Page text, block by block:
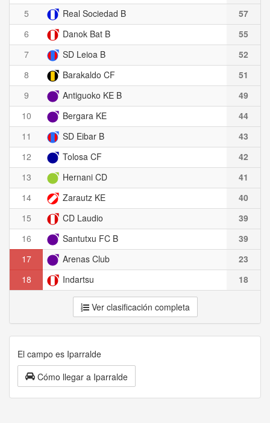
5
Real Sociedad B
57
6
Danok Bat B
55
7
SD Leioa B
52
8
Barakaldo CF
51
9
Antiguoko KE B
49
10
Bergara KE
44
11
SD Eibar B
43
12
Tolosa CF
42
13
Hernani CD
41
14
Zarautz KE
40
15
CD Laudio
39
16
Santutxu FC B
39
17
Arenas Club
23
18
Indartsu 18
Ver clasificación completa
El campo es Iparralde
Cómo llegar a Iparralde